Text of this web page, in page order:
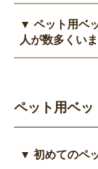
逆に暑い季節に
とが多いです。
季節によってベ
う。
ッドを選ぶこと
取り外し可能な
▼ ペット用ベ
人が数多くいま
また、噛んでボ
ペットの健康と
ペット用ベ
▼ 初めてのペ